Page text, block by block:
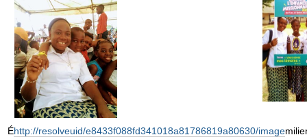
Éhttp://resolveuid/e8433f088fd341018a81786819a80630/image